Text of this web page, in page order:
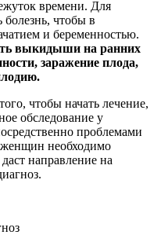
времени. Для
чтобы в
и беременностью.
выкидыши на ранних
заражение плода,
чтобы начать лечение,
обследование у
проблемами
необходимо
направление на